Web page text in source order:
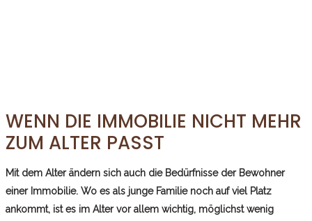
WENN DIE IMMOBILIE NICHT MEHR
ZUM ALTER PASST
Mit dem Alter ändern sich auch die Bedürfnisse der Bewohner
einer Immobilie. Wo es als junge Familie noch auf viel Platz
ankommt, ist es im Alter vor allem wichtig, möglichst wenig